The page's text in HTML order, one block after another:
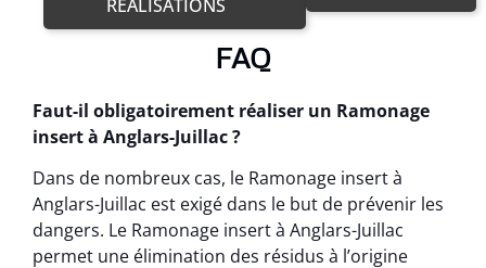
RÉALISATIONS
FAQ
Faut-il obligatoirement réaliser un Ramonage
insert à Anglars-Juillac ?
Dans de nombreux cas, le Ramonage insert à
Anglars-Juillac est exigé dans le but de prévenir les
dangers. Le Ramonage insert à Anglars-Juillac
permet une élimination des résidus à l’origine